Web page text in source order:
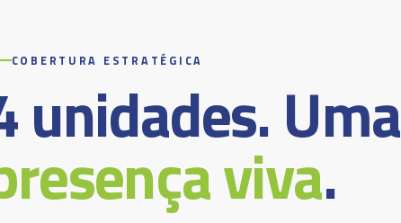
COBERTURA ESTRATÉGICA
unidades. Uma
viva.